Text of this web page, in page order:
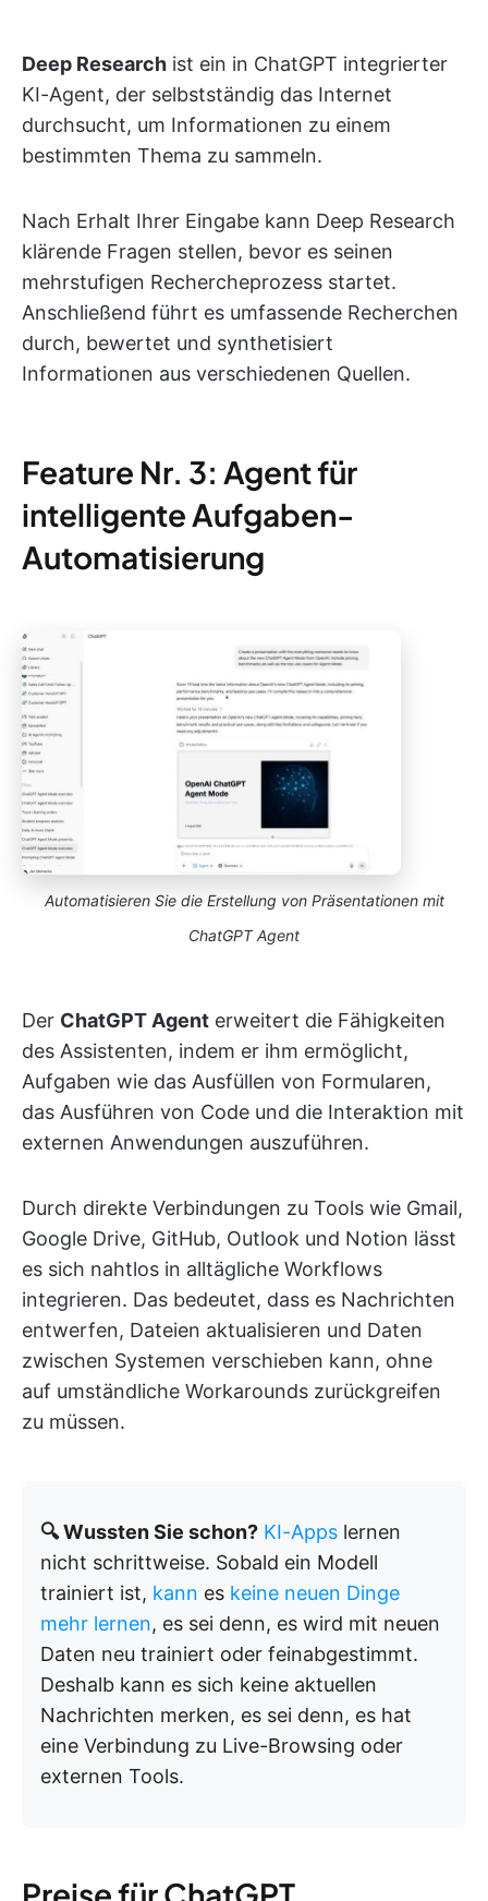
Deep Research ist ein in ChatGPT integrierter
KI-Agent, der selbstständig das Internet
durchsucht, um Informationen zu einem
bestimmten Thema zu sammeln.
Nach Erhalt Ihrer Eingabe kann Deep Research
klärende Fragen stellen, bevor es seinen
mehrstufigen Rechercheprozess startet.
Anschließend führt es umfassende Recherchen
durch, bewertet und synthetisiert
Informationen aus verschiedenen Quellen.
Feature Nr. 3: Agent für
intelligente Aufgaben-
Automatisierung
Automatisieren Sie die Erstellung von Präsentationen mit
ChatGPT Agent
Der ChatGPT Agent erweitert die Fähigkeiten
des Assistenten, indem er ihm ermöglicht,
Aufgaben wie das Ausfüllen von Formularen,
das Ausführen von Code und die Interaktion mit
externen Anwendungen auszuführen.
Durch direkte Verbindungen zu Tools wie Gmail,
Google Drive, GitHub, Outlook und Notion lässt
es sich nahtlos in alltägliche Workflows
integrieren. Das bedeutet, dass es Nachrichten
entwerfen, Dateien aktualisieren und Daten
zwischen Systemen verschieben kann, ohne
auf umständliche Workarounds zurückgreifen
zu müssen.
🔍 Wussten Sie schon? KI-Apps lernen
nicht schrittweise. Sobald ein Modell
trainiert ist, kann es keine neuen Dinge
mehr lernen, es sei denn, es wird mit neuen
Daten neu trainiert oder feinabgestimmt.
Deshalb kann es sich keine aktuellen
Nachrichten merken, es sei denn, es hat
eine Verbindung zu Live-Browsing oder
externen Tools.